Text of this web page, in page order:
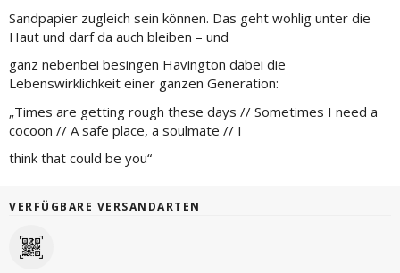
Sandpapier zugleich sein können. Das geht wohlig unter die
Haut und darf da auch bleiben – und
ganz nebenbei besingen Havington dabei die
Lebenswirklichkeit einer ganzen Generation:
„Times are getting rough these days // Sometimes I need a
cocoon // A safe place, a soulmate // I
think that could be you“
VERFÜGBARE VERSANDARTEN